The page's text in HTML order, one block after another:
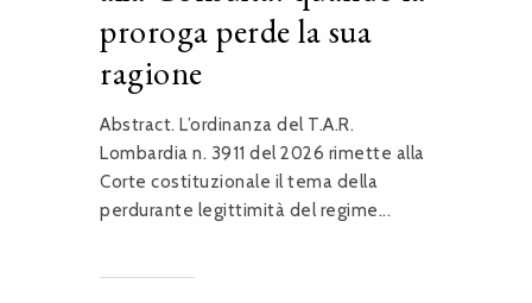
proroga perde la sua
ragione
Abstract. L’ordinanza del T.A.R.
Lombardia n. 3911 del 2026 rimette alla
Corte costituzionale il tema della
perdurante legittimità del regime...